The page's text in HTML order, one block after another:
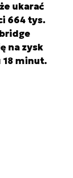
ukarać
664 tys.
na zysk
18 minut.